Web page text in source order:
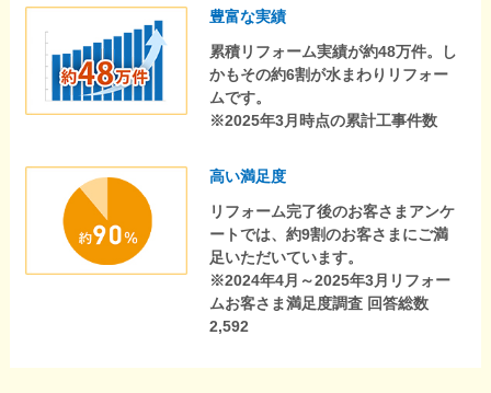
豊富な実績
累積リフォーム実績が約48万件。し
かもその約6割が水まわりリフォー
ムです。
※2025年3月時点の累計工事件数
高い満足度
リフォーム完了後のお客さまアンケ
ートでは、約9割のお客さまにご満
足いただいています。
※2024年4月～2025年3月リフォー
ムお客さま満足度調査 回答総数
2,592